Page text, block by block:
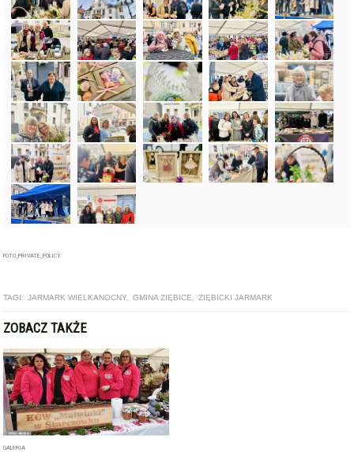
FOTO_PRIVATE_POLICY
TAGI: JARMARK WIELKANOCNY GMINA ZIĘBICE ZIĘBICKI JARMARK
ZOBACZ TAKŻE
GALERIA